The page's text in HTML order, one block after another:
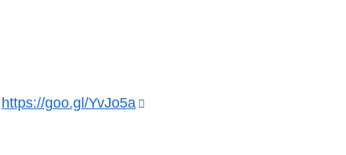
https://goo.gl/YvJo5a